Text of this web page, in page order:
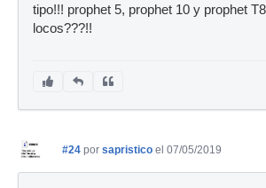
tipo!!! prophet 5, prophet 10 y prophet
locos???!!
#24 por sapristico el 07/05/2019